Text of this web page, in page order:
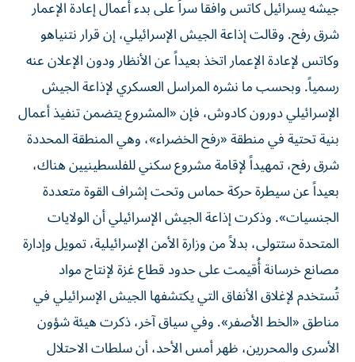
جيشه يسرائيل كاتس وافقا سراً على بدء أعمال إعادة الإعمار
شرق رفح. وقالت إذاعة الجيش الإسرائيلي، إن قرار نتنياهو
وكاتس لإعادة الإعمار اتخذ بعيداً عن الأنظار ودون الإعلان عنه
رسمياً. وبحسب ما نشره المراسل العسكري لإذاعة الجيش
الإسرائيلي دورون كادوش، فإن «المشروع يتضمن تنفيذ أعمال
بنية تحتية في منطقة «رفح الخضراء»، وهي المنطقة المحددة
شرق رفح، تمهيداً لإقامة مشروع سكني للفلسطينيين هناك،
بعيداً عن سيطرة حركة حماس وتحت إشراف القوة متعددة
الجنسيات». وذكرت إذاعة الجيش الإسرائيلي أن ​الولايات
المتحدة​ ستتولى، بدلاً من وزارة الأمن الإسرائيلية، تمويل وإدارة
مصانع خرسانة أُقيمت على حدود ​قطاع غزة​ لإنتاج مواد
تُستخدم لإغلاق الأنفاق التي يكتشفها الجيش الإسرائيلي في
مناطق «الخط الأصفر». وفي سياق آخر، ذكرت هيئة شؤون
الأسرى والمحررين، ظهر أمس الأحد، أن سلطات الاحتلال